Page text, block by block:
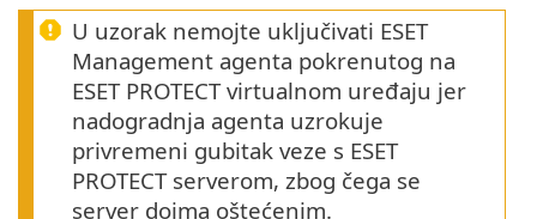
U uzorak nemojte uključivati ESET
Management agenta pokrenutog na
ESET PROTECT virtualnom uređaju jer
nadogradnja agenta uzrokuje
privremeni gubitak veze s ESET
PROTECT serverom, zbog čega se
server doima oštećenim.